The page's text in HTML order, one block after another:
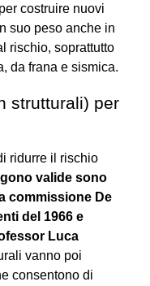
costruire nuovi
suo peso anche in
rischio, soprattutto
da frana e sismica.
strutturali) per
ridurre il rischio
valide sono
commissione De
del 1966 e
Luca
vanno poi
consentono di